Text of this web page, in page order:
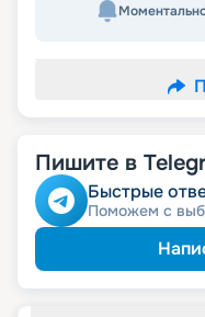
Пишите в
Быстрые
Поможем с